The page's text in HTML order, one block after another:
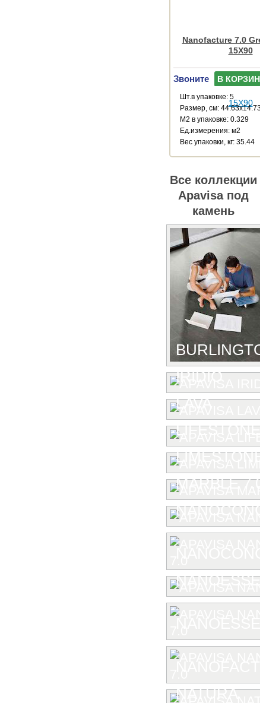
Nanofacture 7.0
15X90
Звоните В КОРЗИНУ
Шт.в упаковке: 5
Размер, см: 44.63x14.73
М2 в упаковке: 0.329
Ед.измерения: м2
Веc упаковки, кг: 35.44
Все коллекции
Apavisa под
камень
IRIDIO
LAVA
LIFESTONE
LIMESTONE
MARBLE 7.0
NATURA